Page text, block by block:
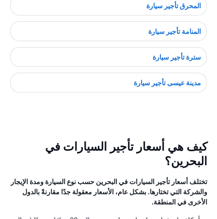
المحرق تأجير سيارة
المنامة تأجير سيارة
سترة تأجير سيارة
مدينة عيسى تأجير سيارة
كيف هي أسعار تأجير السيارات في
البحرين؟
تختلف أسعار تأجير السيارات في البحرين حسب نوع السيارة ومدة الإيجار
والشركة التي تختارها. بشكل عام، الأسعار معقولة جدًا مقارنةً بالدول
الأخرى في المنطقة.